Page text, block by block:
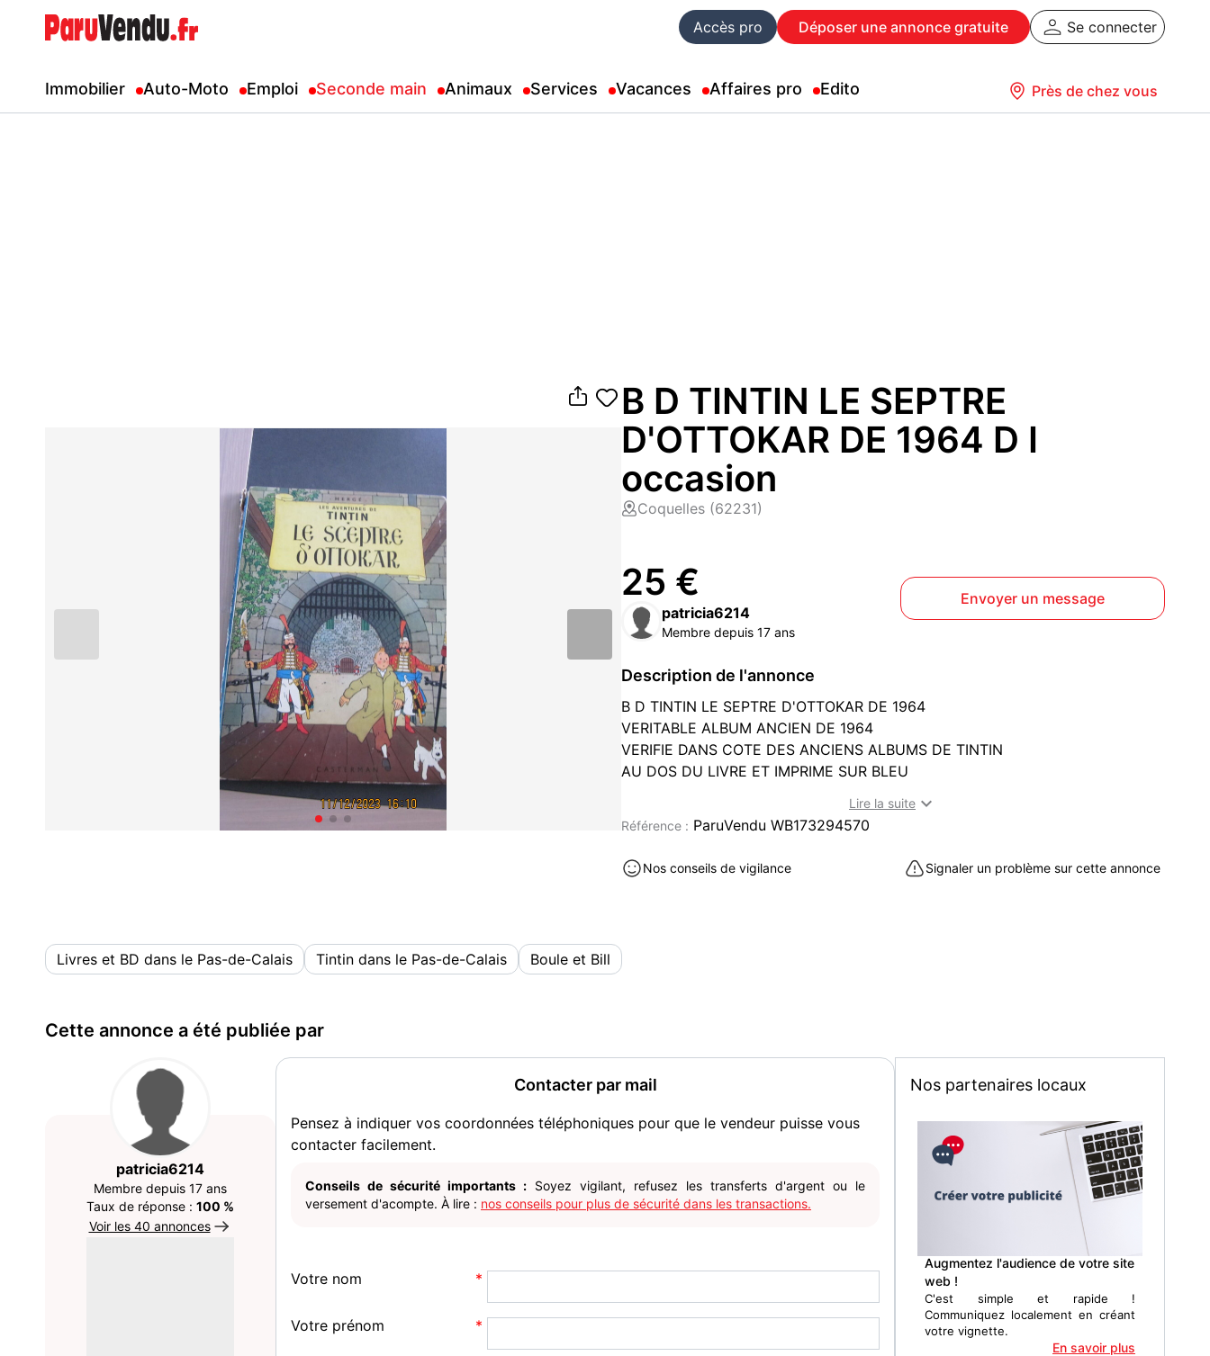
Accès pro Déposer une annonce gratuite Se connecter
Immobilier Auto-Moto Emploi Seconde main Animaux Services Vacances Affaires pro Edito Près de chez vous
B D TINTIN LE SEPTRE
D'OTTOKAR DE 1964 D I
occasion
Coquelles (62231)
25 €
patricia6214
Membre depuis 17 ans
Envoyer un message
Description de l'annonce
B D TINTIN LE SEPTRE D'OTTOKAR DE 1964
VERITABLE ALBUM ANCIEN DE 1964
VERIFIE DANS COTE DES ANCIENS ALBUMS DE TINTIN
AU DOS DU LIVRE ET IMPRIME SUR BLEU
PRIX : 25 EUROS A DEBATTRE
A VOIR ET CHERCHER SUR PLACE A COQUELLES
NE LIVRE PAS ET NE FAIS PAS LE PAIEMENT SECURISE
ET AUTRES , ASTERIX, BOULE ET BILL ETC.A VOIR SUR PLACE
Livres et BD occasion à vendre à Coquelles (62231)
Lire la suite 
Référence : ParuVendu WB173294570
Nos conseils de vigilance Signaler un problème sur cette annonce
Livres et BD dans le Pas-de-Calais Tintin dans le Pas-de-Calais Boule et Bill
Cette annonce a été publiée par
patricia6214
Membre depuis 17 ans
Taux de réponse : 100 %
Voir les 40 annonces
Contacter par mail
Pensez à indiquer vos coordonnées téléphoniques pour que le vendeur puisse vous
contacter facilement.
Conseils de sécurité importants : Soyez vigilant, refusez les transferts d'argent ou le
versement d'acompte. À lire : nos conseils pour plus de sécurité dans les transactions.
Votre nom
Votre prénom
Nos partenaires locaux
Augmentez l'audience de votre site
web !
C'est simple et rapide !
Communiquez localement en créant
votre vignette.
En savoir plus